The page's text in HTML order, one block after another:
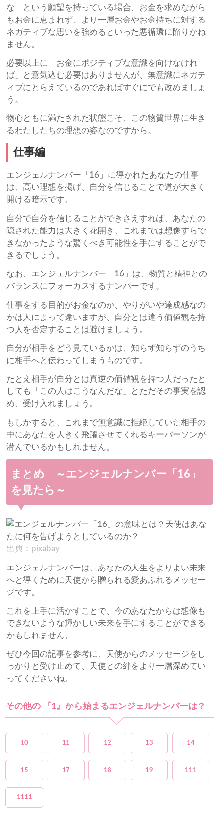
な」という願望を持っている場合、お金を求めながら
もお金に恵まれず、より一層お金やお金持ちに対する
ネガティブな思いを強めるといった悪循環に陥りかね
ません。
必要以上に「お金にポジティブな意識を向けなけれ
ば」と意気込む必要はありませんが、無意識にネガテ
ィブにとらえているのであればすぐにでも改めましょ
う。
物心ともに満たされた状態こそ、この物質世界に生き
るわたしたちの理想の姿なのですから。
仕事編
エンジェルナンバー「16」に導かれたあなたの仕事
は、高い理想を掲げ、自分を信じることで道が大きく
開ける暗示です。
自分で自分を信じることができさえすれば、あなたの
隠された能力は大きく花開き、これまでは想像すらで
きなかったような驚くべき可能性を手にすることがで
きるでしょう。
なお、エンジェルナンバー「16」は、物質と精神との
バランスにフォーカスするナンバーです。
仕事をする目的がお金なのか、やりがいや達成感なの
かは人によって違いますが、自分とは違う価値観を持
つ人を否定することは避けましょう。
自分が相手をどう見ているかは、知らず知らずのうち
に相手へと伝わってしまうものです。
たとえ相手が自分とは真逆の価値観を持つ人だったと
しても「この人はこうなんだな」とただその事実を認
め、受け入れましょう。
もしかすると、これまで無意識に拒絶していた相手の
中にあなたを大きく飛躍させてくれるキーパーソンが
潜んでいるかもしれません。
まとめ ～エンジェルナンバー「16」
を見たら～
出典：pixabay
エンジェルナンバーは、あなたの人生をよりよい未来
へと導くために天使から贈られる愛あふれるメッセー
ジです。
これを上手に活かすことで、今のあなたからは想像も
できないような輝かしい未来を手にすることができる
かもしれません。
ぜひ今回の記事を参考に、天使からのメッセージをし
っかりと受け止めて、天使との絆をより一層深めてい
ってくださいね。
その他の 『1』から始まるエンジェルナンバーは？
10 11 12 13 14
15 17 18 19 111
1111